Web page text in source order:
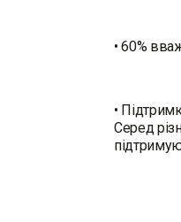
• 60%
•
Серед